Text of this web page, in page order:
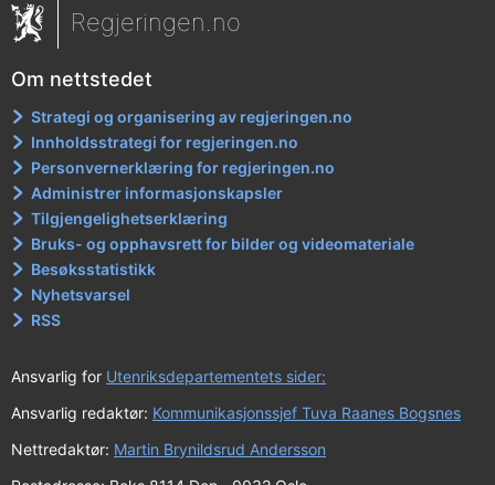
Regjeringen.no
Om nettstedet
Strategi og organisering av regjeringen.no
Innholdsstrategi for regjeringen.no
Personvernerklæring for regjeringen.no
Administrer informasjonskapsler
Tilgjengelighetserklæring
Bruks- og opphavsrett for bilder og videomateriale
Besøksstatistikk
Nyhetsvarsel
RSS
Ansvarlig for Utenriksdepartementets sider:
Ansvarlig redaktør: Kommunikasjonssjef Tuva Raanes Bogsnes
Nettredaktør: Martin Brynildsrud Andersson